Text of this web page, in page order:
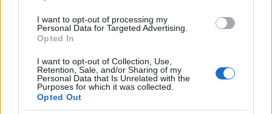
I want to opt-out of processing my
Personal Data for Targeted Advertising.
Opted In
I want to opt-out of Collection, Use,
Retention, Sale, and/or Sharing of my
Personal Data that Is Unrelated with the
Purposes for which it was collected.
Opted Out
Kíváncsian várjuk, vajon a Magyar Közösség Pártját
újra lejárató Via Nova ifjúsági szervezetnek, illetve
anyapártjának, esetleg magyarországi partnereinek
a Fidesznek és a jobbikos Szávay “Mindent Vissza!”
Pistának, neadjisten a ifjúsági szlovmagyar
politizálás bülbülhangú Szóvivőjének, a Töketlen